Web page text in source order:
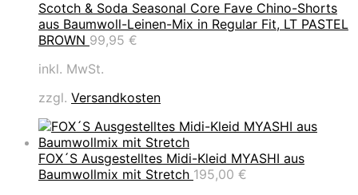
Scotch & Soda Seasonal Core Fave Chino-Shorts
aus Baumwoll-Leinen-Mix in Regular Fit, LT PASTEL
BROWN 99,95 €
inkl. MwSt.
zzgl. Versandkosten
FOX´S Ausgestelltes Midi-Kleid MYASHI aus
Baumwollmix mit Stretch 195,00 €